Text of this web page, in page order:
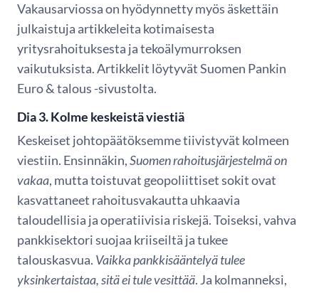
Vakausarviossa on hyödynnetty myös äskettäin
julkaistuja artikkeleita kotimaisesta
yritysrahoituksesta ja tekoälymurroksen
vaikutuksista. Artikkelit löytyvät Suomen Pankin
Euro & talous -sivustolta.
Dia 3. Kolme keskeistä viestiä
Keskeiset johtopäätöksemme tiivistyvät kolmeen
viestiin. Ensinnäkin,Suomen rahoitusjärjestelmä on
vakaa, mutta toistuvat geopoliittiset sokit ovat
kasvattaneet rahoitusvakautta uhkaavia
taloudellisia ja operatiivisia riskejä.Toiseksi, vahva
pankkisektori suojaa kriiseiltä ja tukee
talouskasvua. Vaikka pankkisääntelyä tulee
yksinkertaistaa, sitä ei tule vesittää. Ja kolmanneksi,